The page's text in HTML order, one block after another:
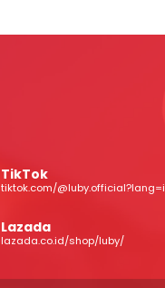
TikTok
tiktok.com/
Lazada
lazada.co.id/shop/luby/